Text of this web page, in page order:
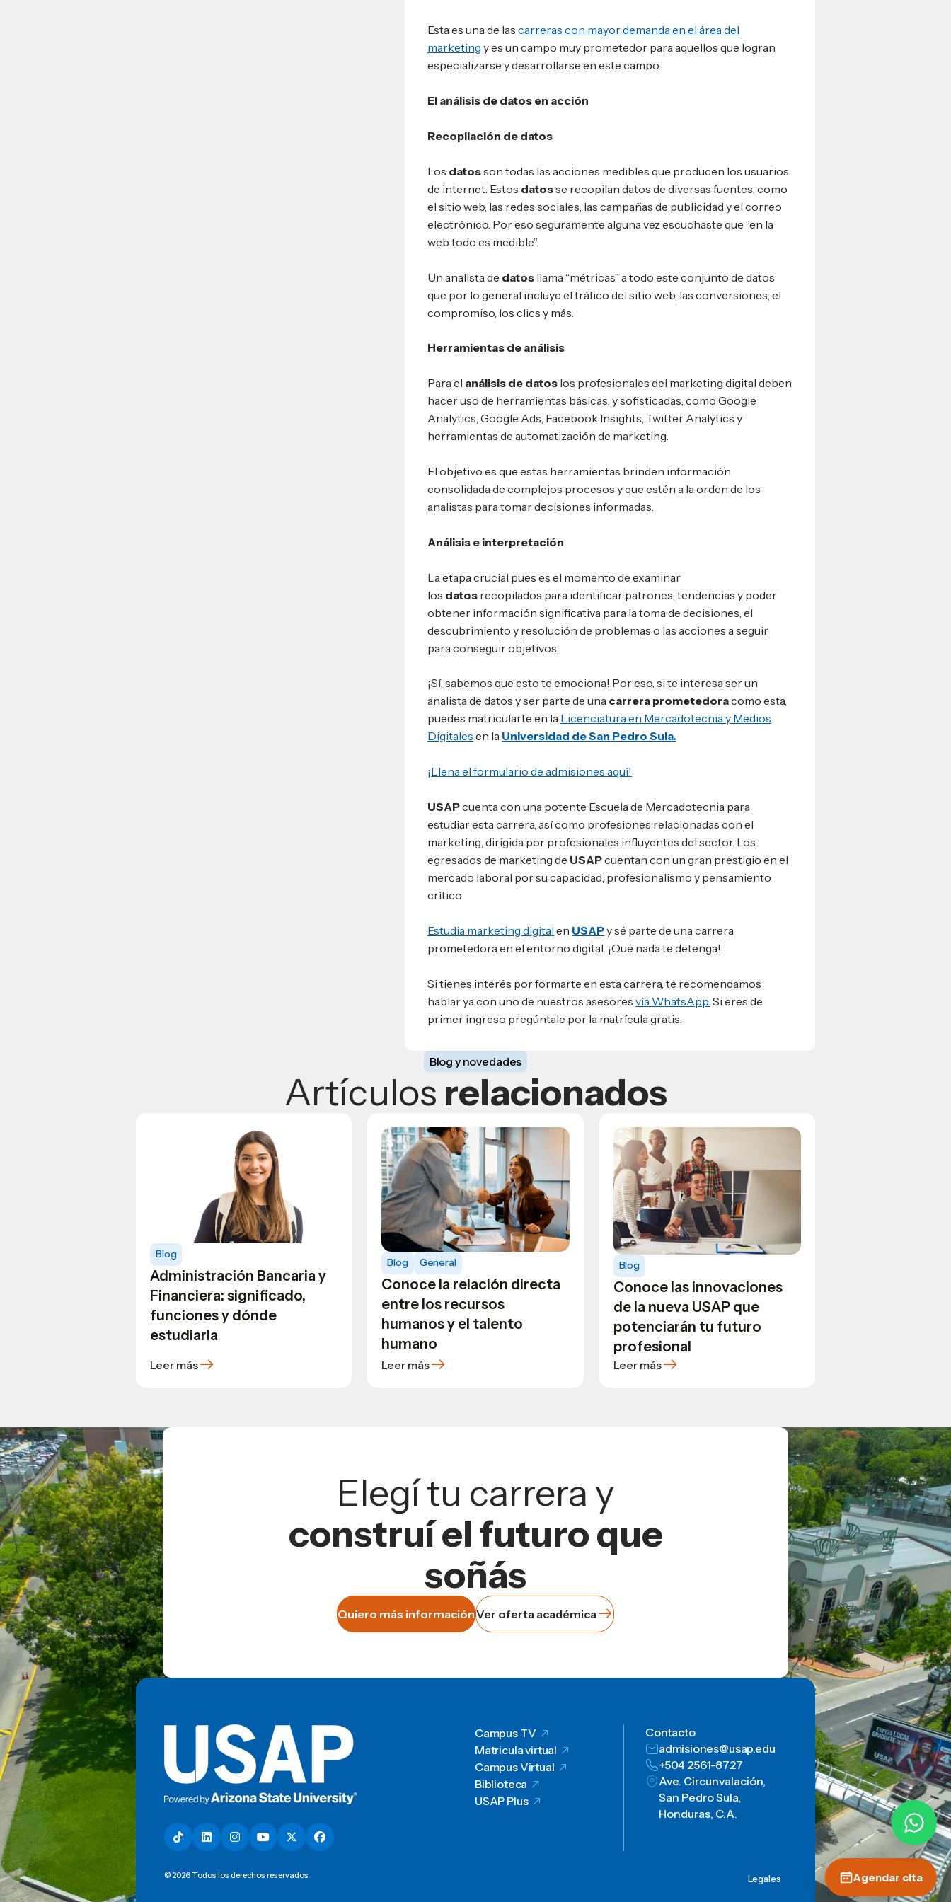
Esta es una de lascarreras con mayor demanda en el área del
marketing y es un campo muy prometedor para aquellos que logran
especializarse y desarrollarse en este campo.
El análisis de datos en acción
Recopilación de datos
Los datosson todas las acciones medibles que producen los usuarios
de internet. Estos datosse recopilan datos de diversas fuentes, como
el sitio web, las redes sociales, las campañas de publicidad y el correo
electrónico. Por eso seguramente alguna vez escuchaste que “en la
web todo es medible”.
Un analista de datos llama “métricas” a todo este conjunto de datos
que por lo general incluye el tráfico del sitio web, las conversiones, el
compromiso, los clics y más.
Herramientas de análisis
Para el análisis de datos los profesionales del marketing digital deben
hacer uso de herramientas básicas, y sofisticadas, como Google
Analytics, Google Ads, Facebook Insights, Twitter Analytics y
herramientas de automatización de marketing.
El objetivo es que estas herramientas brinden información
consolidada de complejos procesos y que estén a la orden de los
analistas para tomar decisiones informadas.
Análisis e interpretación
La etapa crucial pues es el momento de examinar
los datos recopilados para identificar patrones, tendencias y poder
obtener información significativa para la toma de decisiones, el
descubrimiento y resolución de problemas o las acciones a seguir
para conseguir objetivos.
¡Sí, sabemos que esto te emociona! Por eso, si te interesa ser un
analista de datos y ser parte de una carrera prometedoracomo esta,
puedes matricularte en la Licenciatura en Mercadotecnia y Medios
Digitales en la Universidad de San Pedro Sula.
¡Llena el formulario de admisiones aquí!
USAPcuenta con una potente Escuela de Mercadotecnia para
estudiar esta carrera, así como profesiones relacionadas con el
marketing, dirigida por profesionales influyentes del sector. Los
egresados de marketing de USAPcuentan con un gran prestigio en el
mercado laboral por su capacidad, profesionalismo y pensamiento
crítico.
Estudia marketing digital en USAPy sé parte de una carrera
prometedora en el entorno digital. ¡Qué nada te detenga!
Si tienes interés por formarte en esta carrera, te recomendamos
hablar ya con uno de nuestros asesoresvía WhatsApp. Si eres de
primer ingreso pregúntale por la matrícula gratis.
Blog y novedades
Artículos relacionados
Blog
Administración Bancaria y
Financiera: significado,
funciones y dónde
estudiarla
Leer más
Blog General
Conoce la relación directa
entre los recursos
humanos y el talento
humano
Leer más
Blog
Conoce las innovaciones
de la nueva USAP que
potenciarán tu futuro
profesional
Leer más
Elegí tu carrera y
construí el futuro que
soñás
Quiero más informaciónVer oferta académica
Campus TV
Matricula virtual
Campus Virtual
Biblioteca
USAP Plus
Contacto
admisiones@usap.edu
+504 2561-8727
Ave. Circunvalación,
San Pedro Sula,
Honduras, C.A.
Legales
© 2026 Todos los derechos reservados Agendar cita